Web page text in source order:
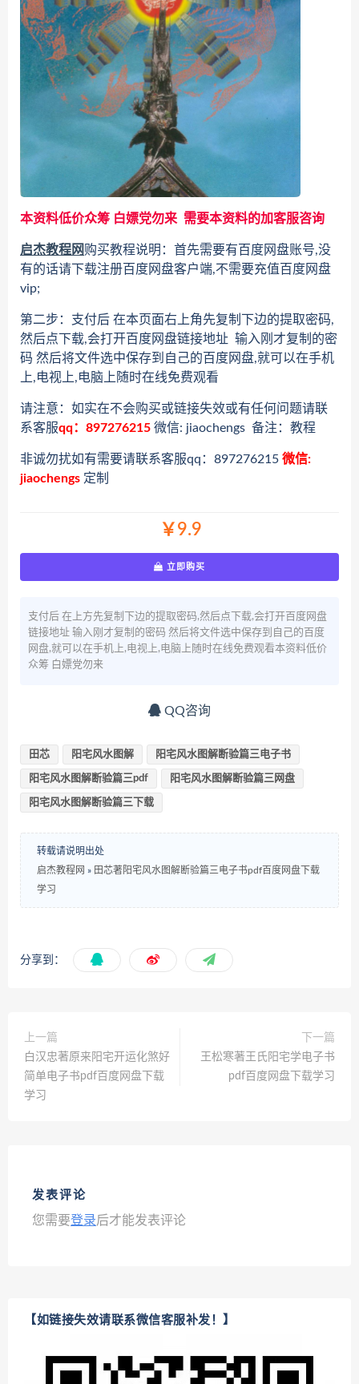
本资料低价众筹 白嫖党勿来 需要本资料的加客服咨询
启杰教程网购买教程说明：首先需要有百度网盘账号,没
有的话请下载注册百度网盘客户端,不需要充值百度网盘
vip;
第二步：支付后 在本页面右上角先复制下边的提取密码,
然后点下载,会打开百度网盘链接地址 输入刚才复制的密
码 然后将文件选中保存到自己的百度网盘,就可以在手机
上,电视上,电脑上随时在线免费观看
请注意：如实在不会购买或链接失效或有任何问题请联
系客服qq：897276215 微信: jiaochengs 备注：教程
非诚勿扰如有需要请联系客服qq：897276215 微信:
jiaochengs 定制
￥9.9
立即购买
支付后 在上方先复制下边的提取密码,然后点下载,会打开百度网盘
链接地址 输入刚才复制的密码 然后将文件选中保存到自己的百度
网盘,就可以在手机上,电视上,电脑上随时在线免费观看本资料低价
众筹 白嫖党勿来
QQ咨询
田芯 阳宅风水图解 阳宅风水图解断验篇三电子书
阳宅风水图解断验篇三pdf 阳宅风水图解断验篇三网盘
阳宅风水图解断验篇三下载
转载请说明出处
启杰教程网 » 田芯著阳宅风水图解断验篇三电子书pdf百度网盘下载
学习
分享到：
上一篇
白汉忠著原来阳宅开运化煞好
简单电子书pdf百度网盘下载
学习
下一篇
王松寒著王氏阳宅学电子书
pdf百度网盘下载学习
发表评论
您需要登录后才能发表评论
【如链接失效请联系微信客服补发！】